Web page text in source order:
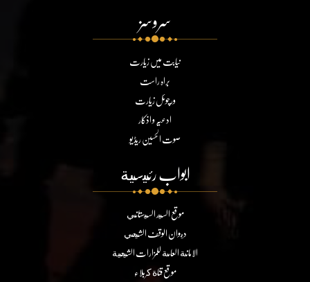
سروسز
نیابت میں زیارت
براہ راست
ورچوئل زیارت
ادعیہ و اذکار
صوت الحسین ریڈیو
ابواب رئيسية
موقع السيد السيستاني
ديوان الوقف الشيعي
الامانة العامة للمزارات الشيعية
موقع قناة كربلاء